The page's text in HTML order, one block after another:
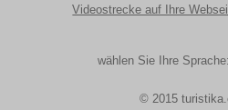
Videostrecke auf Ihre
wählen Sie Ihre Sprache:
© 2015